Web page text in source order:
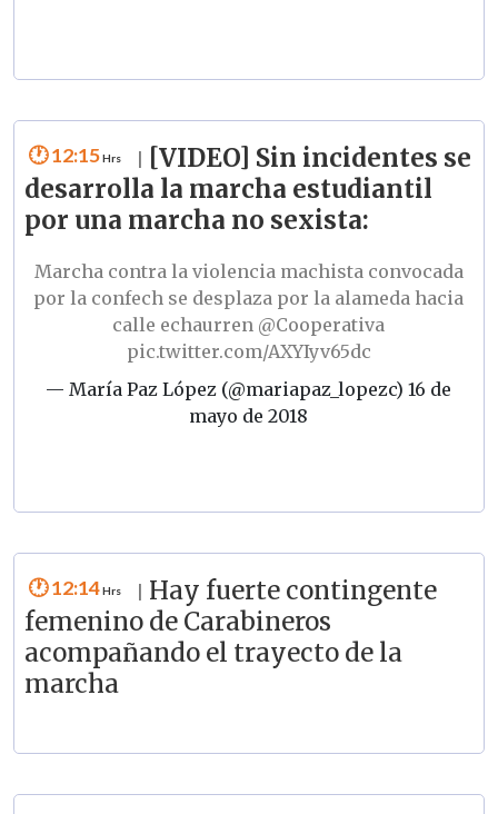
12:15
[VIDEO] Sin incidentes se
desarrolla la marcha estudiantil
por una marcha no sexista:
Marcha contra la violencia machista convocada
por la confech se desplaza por la alameda hacia
calle echaurren @Cooperativa
pic.twitter.com/AXYIyv65dc
— María Paz López (@mariapaz_lopezc)16 de
mayo de 2018
12:14
Hay fuerte contingente
femenino de Carabineros
acompañando el trayecto de la
marcha